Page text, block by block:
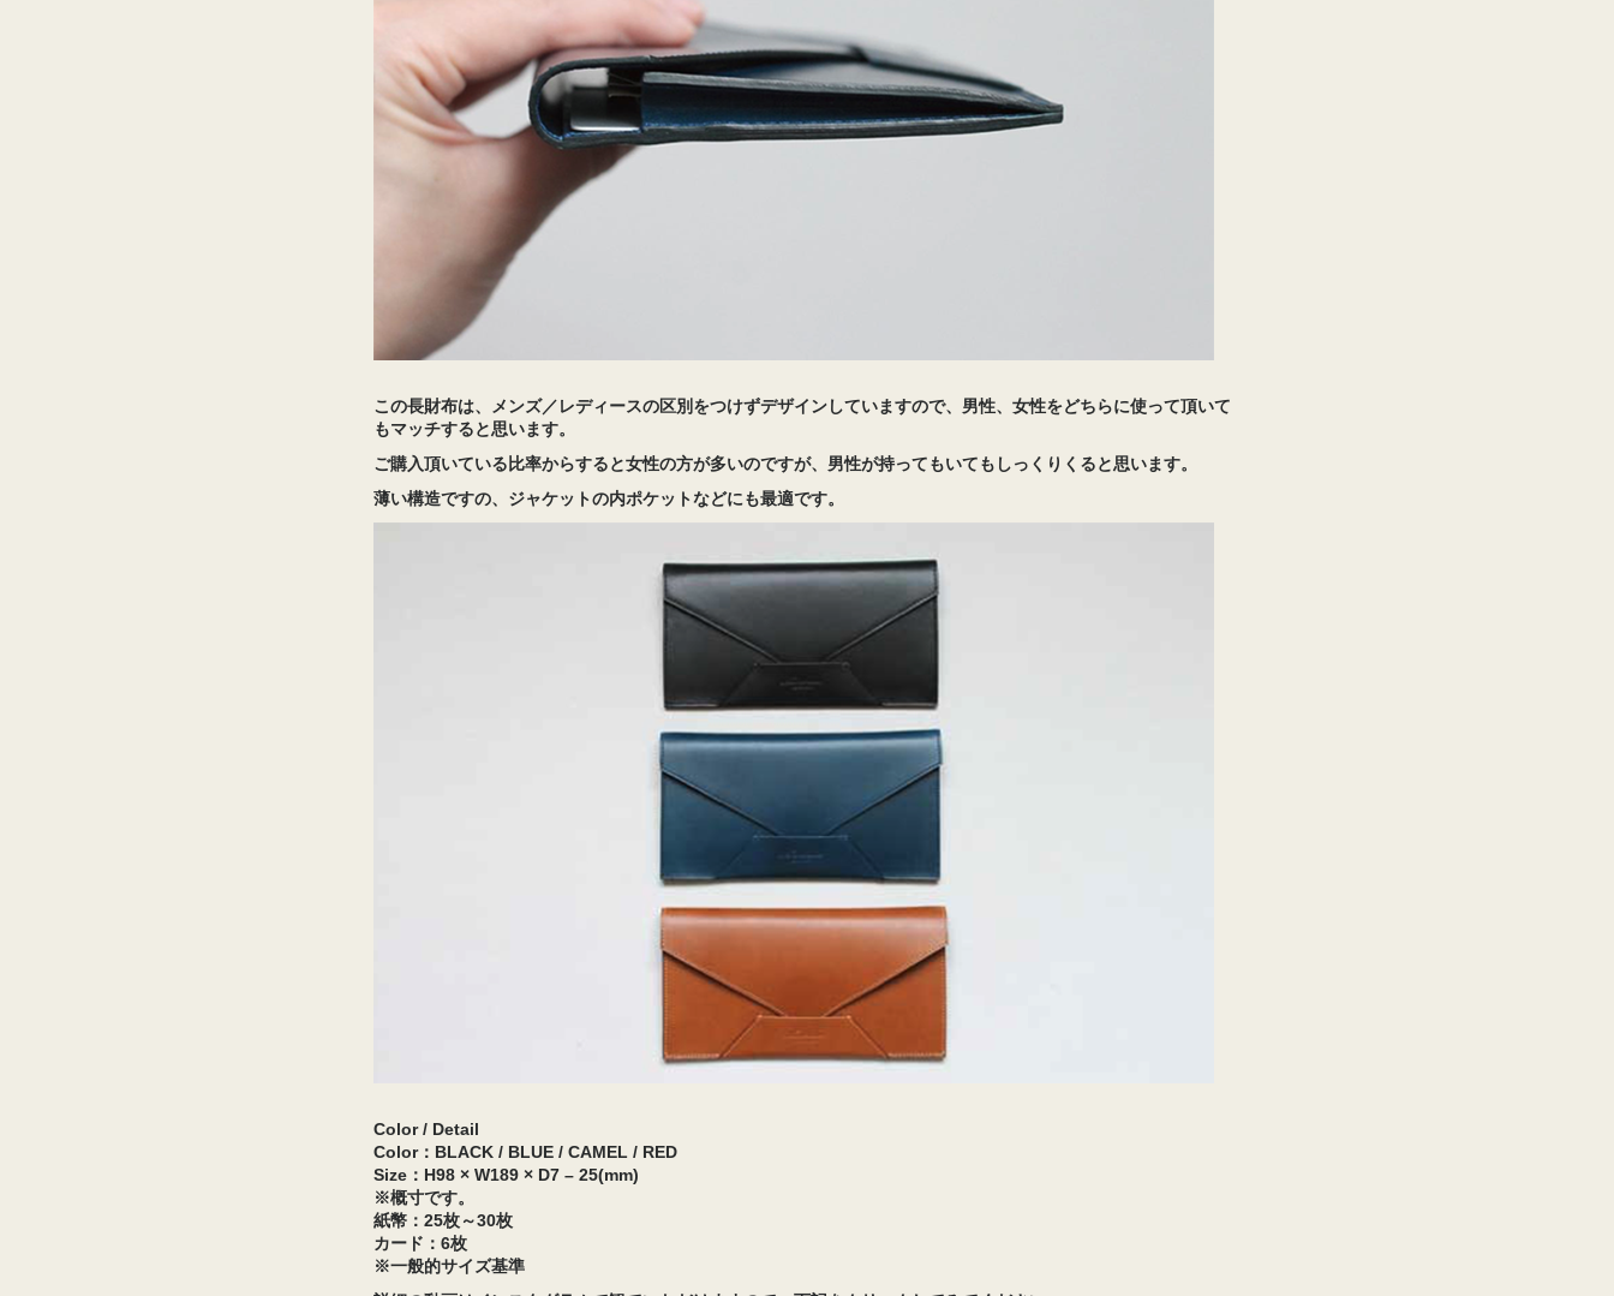
この長財布は、メンズ／レディースの区別をつけずデザインしていますので、男性、女性をどちらに使って頂いて
もマッチすると思います。
ご購入頂いている比率からすると女性の方が多いのですが、男性が持ってもいてもしっくりくると思います。
薄い構造ですの、ジャケットの内ポケットなどにも最適です。
Color / Detail
Color：BLACK / BLUE / CAMEL / RED
Size：H98 × W189 × D7 – 25(mm)
※概寸です。
紙幣：25枚～30枚
カード：6枚
※一般的サイズ基準